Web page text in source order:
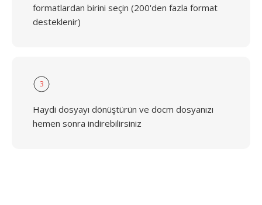
formatlardan birini seçin (200'den fazla format
desteklenir)
3
Haydi dosyayı dönüştürün ve docm dosyanızı
hemen sonra indirebilirsiniz